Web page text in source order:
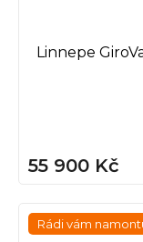
Linnepe
55 900 Kč
Rádi vám